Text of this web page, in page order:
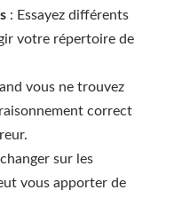
: Essayez différents
votre répertoire de
vous ne trouvez
correct
sur les
vous apporter de